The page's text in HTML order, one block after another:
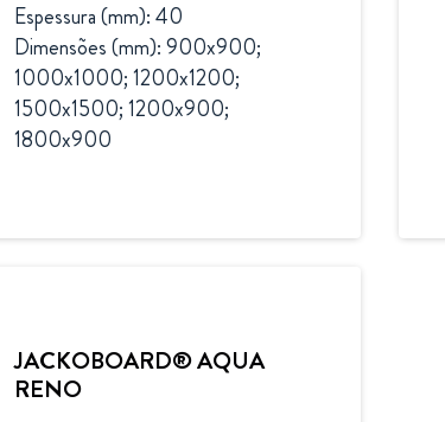
Espessura (mm): 40
Dimensões (mm): 900x900;
1000x1000; 1200x1200;
1500x1500; 1200x900;
1800x900
JACKOBOARD® AQUA
RENO